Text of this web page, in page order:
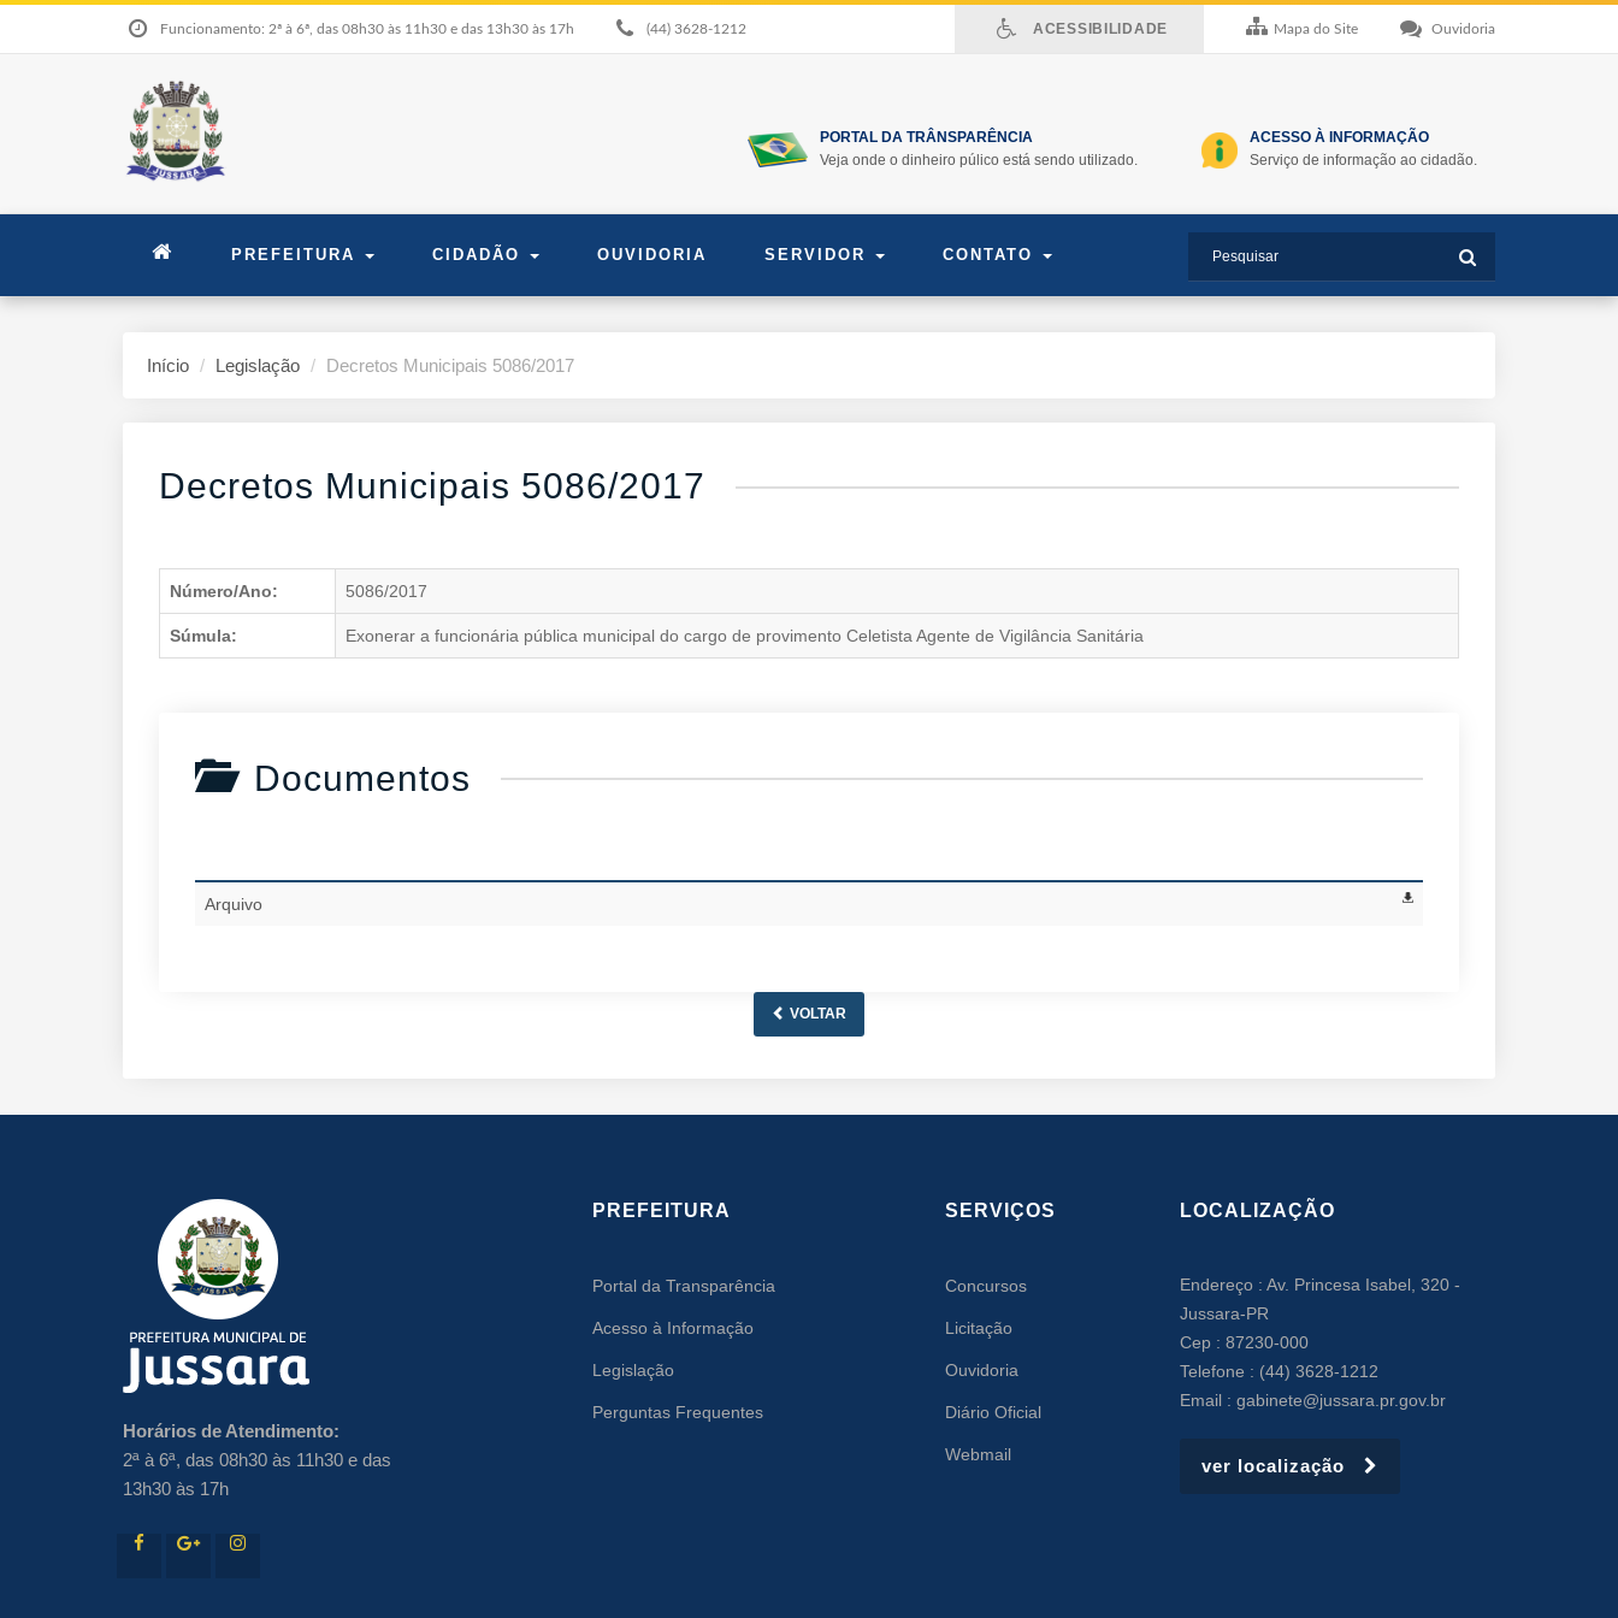
Ouvidoria
Mapa do Site
ACESSIBILIDADE
Funcionamento: 2ª à 6ª, das 08h30 às 11h30 e das 13h30 às 17h (44) 3628-1212
PORTAL DA TRÂNSPARÊNCIA
Veja onde o dinheiro púlico está sendo utilizado.
ACESSO À INFORMAÇÃO
Serviço de informação ao cidadão.
PREFEITURA CIDADÃO OUVIDORIA SERVIDOR CONTATO
Início Legislação Decretos Municipais 5086/2017
Decretos Municipais 5086/2017
Número/Ano: 5086/2017
Súmula: Exonerar a funcionária pública municipal do cargo de provimento Celetista Agente de Vigilância Sanitária
Documentos
Arquivo
VOLTAR
Horários de Atendimento:
2ª à 6ª, das 08h30 às 11h30 e das
13h30 às 17h
PREFEITURA
Portal da Transparência
Acesso à Informação
Legislação
Perguntas Frequentes
SERVIÇOS
Concursos
Licitação
Ouvidoria
Diário Oficial
Webmail
LOCALIZAÇÃO
Endereço : Av. Princesa Isabel, 320 -
Jussara-PR
Cep : 87230-000
Telefone : (44) 3628-1212
Email : gabinete@jussara.pr.gov.br
ver localização